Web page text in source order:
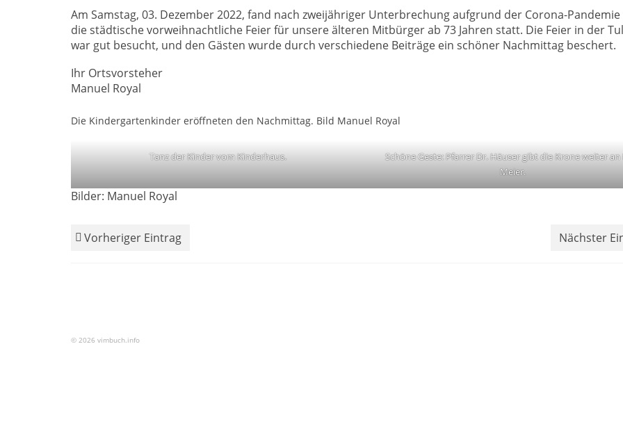
Am Samstag, 03. Dezember 2022, fand nach zweijähriger Unterbrechung aufgrund der Corona-
die städtische vorweihnachtliche Feier für unsere älteren Mitbürger ab 73 Jahren statt. Die Feier in der
war gut besucht, und den Gästen wurde durch verschiedene Beiträge ein schöner Nachmittag beschert.
Ihr Ortsvorsteher
Manuel Royal
Die Kindergartenkinder eröffneten den Nachmittag. Bild Manuel Royal
Tanz der Kinder vom Kinderhaus.
Schöne Geste: Pfarrer Dr. Häuser gibt die Krone weiter an
Meier.
Bilder: Manuel Royal
Vorheriger Eintrag Nächster
© 2026 vimbuch.info